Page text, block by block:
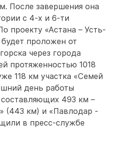
После завершения она
с 4-х и 6-ти
проекту «Астана – Усть-
проложен от
через города
протяженностью 1018
118 км участка «Семей
день работы
составляющих 493 км –
(443 км) и «Павлодар -
в пресс-службе